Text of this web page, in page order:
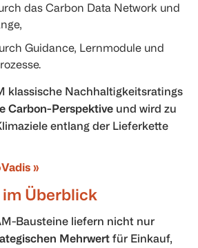
das Carbon Data Network und
Guidance, Lernmodule und
klassische Nachhaltigkeitsratings
Carbon-Perspektive und wird zu
entlang der Lieferkette
»
Überblick
Bausteine liefern nicht nur
Mehrwert für Einkauf,